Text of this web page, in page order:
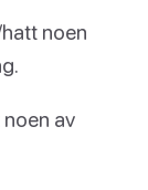
noen
av